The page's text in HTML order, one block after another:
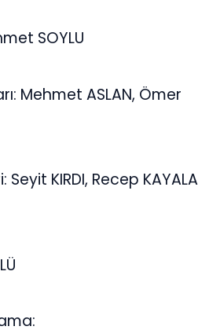
SOYLU
Mehmet ASLAN, Ömer
KIRDI, Recep